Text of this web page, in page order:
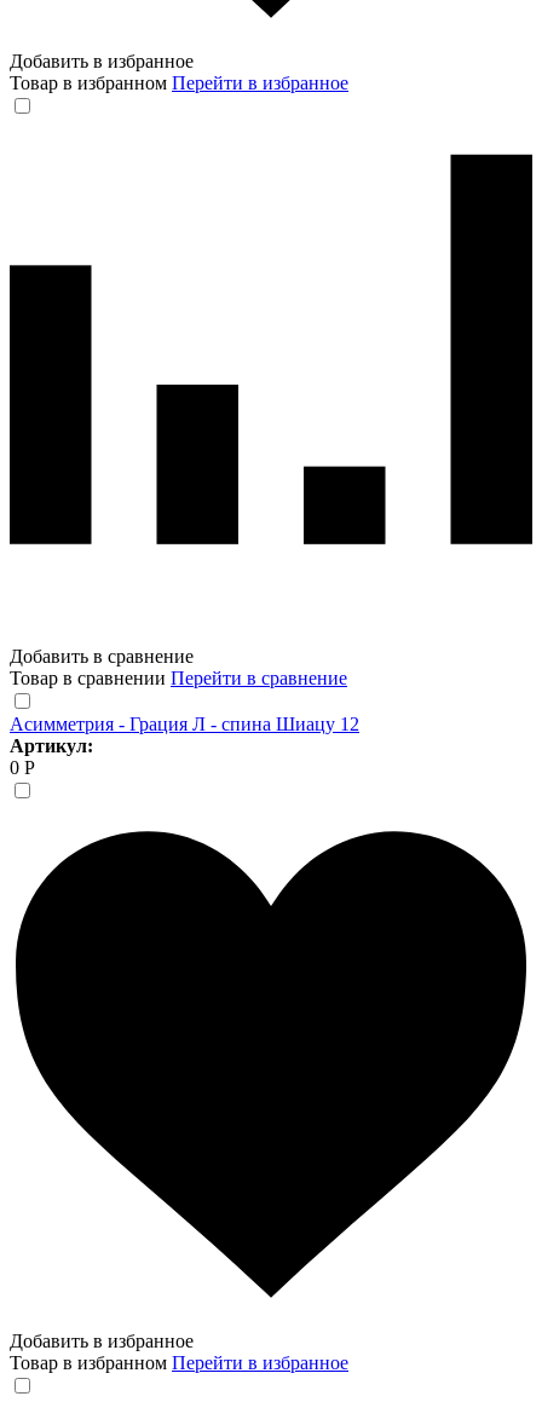
Добавить в избранное
Товар в избранном Перейти в избранное
Добавить в сравнение
Товар в сравнении Перейти в сравнение
Асимметрия - Грация Л - спина Шиацу 12
Артикул:
0 Р
Добавить в избранное
Товар в избранном Перейти в избранное